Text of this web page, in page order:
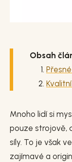
Obsah
Mnoho lidí si
pouze strojově,
síly. To je však
zajímavé a